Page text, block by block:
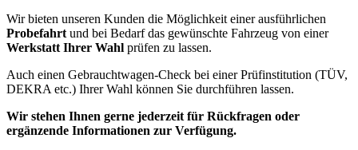
Wir bieten unseren Kunden die Möglichkeit einer ausführlichen
Probefahrt und bei Bedarf das gewünschte Fahrzeug von einer
Werkstatt Ihrer Wahl prüfen zu lassen.
Auch einen Gebrauchtwagen-Check bei einer Prüfinstitution (TÜV,
DEKRA etc.) Ihrer Wahl können Sie durchführen lassen.
Wir stehen Ihnen gerne jederzeit für Rückfragen oder
ergänzende Informationen zur Verfügung.